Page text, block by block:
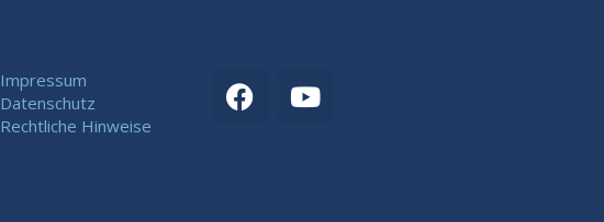
Impressum
Datenschutz
Rechtliche Hinweise